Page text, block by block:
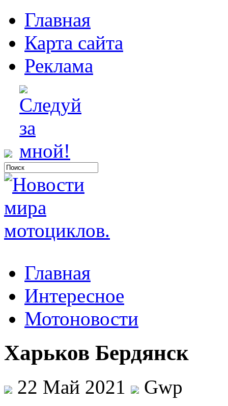
Главная
Карта сайта
Реклама
Главная
Интересное
Мотоновости
Харьков Бердянск
22 Май 2021
Gwp